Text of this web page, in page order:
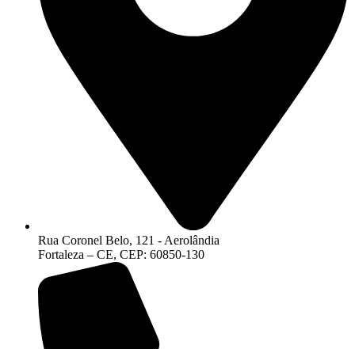
Rua Coronel Belo, 121 - Aerolândia
Fortaleza – CE, CEP: 60850-130